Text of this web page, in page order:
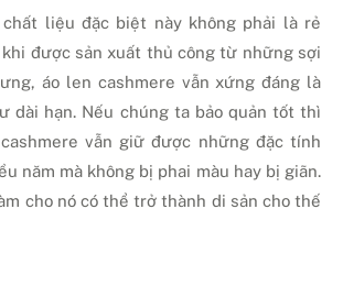
liệu đặc biệt này không phải là rẻ
được sản xuất thủ công từ những sợi
áo len cashmere vẫn xứng đáng là
dài hạn. Nếu chúng ta bảo quản tốt thì
vẫn giữ được những đặc tính
năm mà không bị phai màu hay bị giãn.
cho nó có thể trở thành di sản cho thế